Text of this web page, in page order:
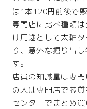
は1本120円前後で販
専門店に比べ種類
け用途として太軸
り、意外な掘り出
す。
店員の知識量は専
の人は専門店で芯
センターでまとめ